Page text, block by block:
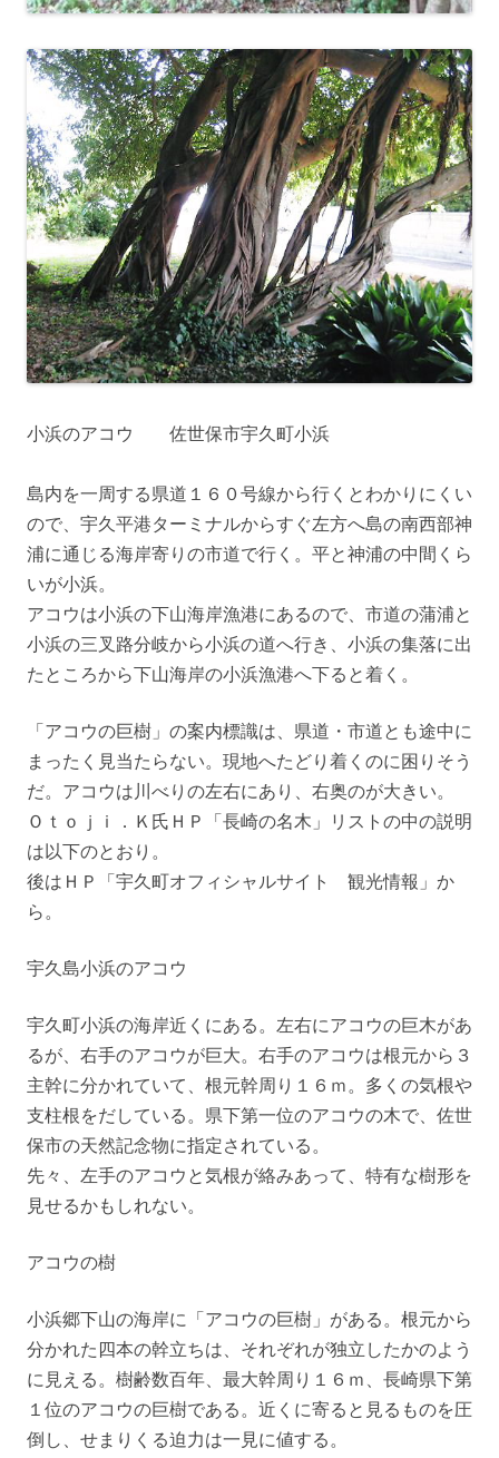
小浜のアコウ 佐世保市宇久町小浜
島内を一周する県道１６０号線から行くとわかりにくい
ので、宇久平港ターミナルからすぐ左方へ島の南西部神
浦に通じる海岸寄りの市道で行く。平と神浦の中間くら
いが小浜。
アコウは小浜の下山海岸漁港にあるので、市道の蒲浦と
小浜の三叉路分岐から小浜の道へ行き、小浜の集落に出
たところから下山海岸の小浜漁港へ下ると着く。
「アコウの巨樹」の案内標識は、県道・市道とも途中に
まったく見当たらない。現地へたどり着くのに困りそう
だ。アコウは川べりの左右にあり、右奥のが大きい。
Ｏｔｏｊｉ．Ｋ氏ＨＰ「長崎の名木」リストの中の説明
は以下のとおり。
後はＨＰ「宇久町オフィシャルサイト 観光情報」か
ら。
宇久島小浜のアコウ
宇久町小浜の海岸近くにある。左右にアコウの巨木があ
るが、右手のアコウが巨大。右手のアコウは根元から３
主幹に分かれていて、根元幹周り１６ｍ。多くの気根や
支柱根をだしている。県下第一位のアコウの木で、佐世
保市の天然記念物に指定されている。
先々、左手のアコウと気根が絡みあって、特有な樹形を
見せるかもしれない。
アコウの樹
小浜郷下山の海岸に「アコウの巨樹」がある。根元から
分かれた四本の幹立ちは、それぞれが独立したかのよう
に見える。樹齢数百年、最大幹周り１６ｍ、長崎県下第
１位のアコウの巨樹である。近くに寄ると見るものを圧
倒し、せまりくる迫力は一見に値する。